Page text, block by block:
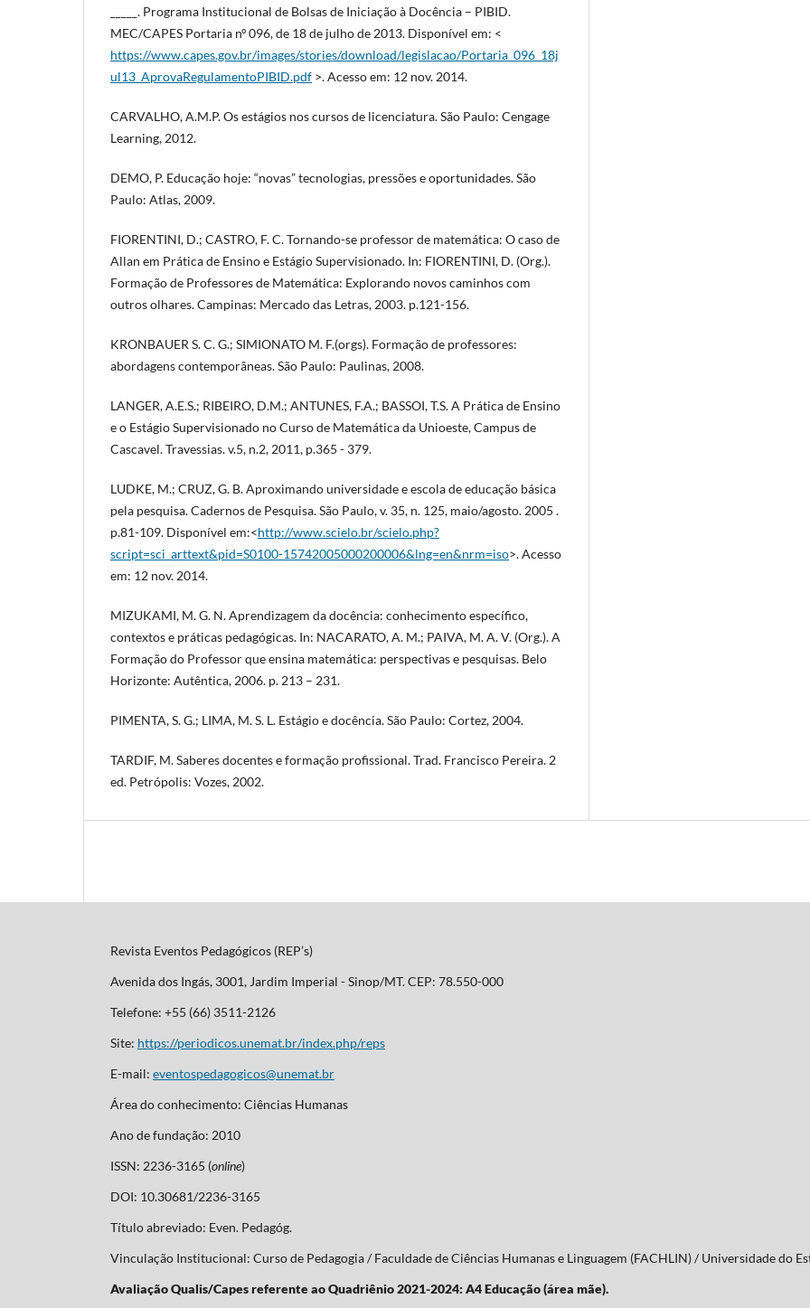
_____. Programa Institucional de Bolsas de Iniciação à Docência – PIBID.
MEC/CAPES Portaria nº 096, de 18 de julho de 2013. Disponível em: <
https://www.capes.gov.br/images/stories/download/legislacao/Portaria_096_18j
ul13_AprovaRegulamentoPIBID.pdf >. Acesso em: 12 nov. 2014.
CARVALHO, A.M.P. Os estágios nos cursos de licenciatura. São Paulo: Cengage
Learning, 2012.
DEMO, P. Educação hoje: “novas” tecnologias, pressões e oportunidades. São
Paulo: Atlas, 2009.
FIORENTINI, D.; CASTRO, F. C. Tornando-se professor de matemática: O caso de
Allan em Prática de Ensino e Estágio Supervisionado. In: FIORENTINI, D. (Org.).
Formação de Professores de Matemática: Explorando novos caminhos com
outros olhares. Campinas: Mercado das Letras, 2003. p.121-156.
KRONBAUER S. C. G.; SIMIONATO M. F.(orgs). Formação de professores:
abordagens contemporâneas. São Paulo: Paulinas, 2008.
LANGER, A.E.S.; RIBEIRO, D.M.; ANTUNES, F.A.; BASSOI, T.S. A Prática de Ensino
e o Estágio Supervisionado no Curso de Matemática da Unioeste, Campus de
Cascavel. Travessias. v.5, n.2, 2011, p.365 - 379.
LUDKE, M.; CRUZ, G. B. Aproximando universidade e escola de educação básica
pela pesquisa. Cadernos de Pesquisa. São Paulo, v. 35, n. 125, maio/agosto. 2005 .
p.81-109. Disponível em:<http://www.scielo.br/scielo.php?
script=sci_arttext&pid=S0100-15742005000200006&lng=en&nrm=iso>. Acesso
em: 12 nov. 2014.
MIZUKAMI, M. G. N. Aprendizagem da docência: conhecimento específico,
contextos e práticas pedagógicas. In: NACARATO, A. M.; PAIVA, M. A. V. (Org.). A
Formação do Professor que ensina matemática: perspectivas e pesquisas. Belo
Horizonte: Autêntica, 2006. p. 213 – 231.
PIMENTA, S. G.; LIMA, M. S. L. Estágio e docência. São Paulo: Cortez, 2004.
TARDIF, M. Saberes docentes e formação profissional. Trad. Francisco Pereira. 2
ed. Petrópolis: Vozes, 2002.
Revista Eventos Pedagógicos (REP’s)
Avenida dos Ingás, 3001, Jardim Imperial - Sinop/MT. CEP: 78.550-000
Telefone: +55 (66) 3511-2126
Site: https://periodicos.unemat.br/index.php/reps
E-mail: eventospedagogicos@unemat.br
Área do conhecimento: Ciências Humanas
Ano de fundação: 2010
ISSN: 2236-3165 (online)
DOI: 10.30681/2236-3165
Título abreviado: Even. Pedagóg.
Vinculação Institucional: Curso de Pedagogia / Faculdade de Ciências Humanas e Linguagem (FACHLIN) / Universidade do
Avaliação Qualis/Capes referente ao Quadriênio 2021-2024: A4 Educação (área mãe).